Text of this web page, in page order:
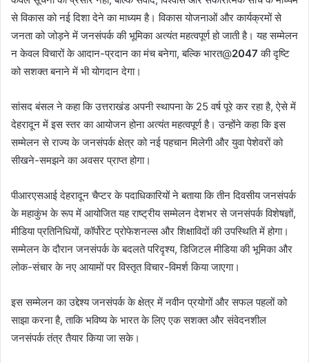
से विकास को नई दिशा देने का माध्यम है। विकास योजनाओं और कार्यक्रमों से
जनता को जोड़ने में जनसंपर्क की भूमिका अत्यंत महत्वपूर्ण हो जाती है। यह सम्मेलन
न केवल विचारों के आदान-प्रदान का मंच बनेगा, बल्कि भारत@2047 की दृष्टि
को सशक्त बनाने में भी योगदान देगा।
सांसद बंसल ने कहा कि उत्तराखंड अपनी स्थापना के 25 वर्ष पूरे कर रहा है, ऐसे में
देहरादून में इस स्तर का आयोजन होना अत्यंत महत्वपूर्ण है। उन्होंने कहा कि इस
सम्मेलन से राज्य के जनसंपर्क क्षेत्र को नई पहचान मिलेगी और युवा पेशेवरों को
सीखने-समझने का अवसर प्राप्त होगा।
पीआरएसआई देहरादून चैप्टर के पदाधिकारियों ने बताया कि तीन दिवसीय जनसंपर्क
के महाकुंभ के रूप में आयोजित यह राष्ट्रीय सम्मेलन देशभर से जनसंपर्क विशेषज्ञों,
मीडिया प्रतिनिधियों, कॉर्पोरेट प्रोफेशनल्स और शिक्षाविदों की उपस्थिति में होगा।
सम्मेलन के दौरान जनसंपर्क के बदलते परिदृश्य, डिजिटल मीडिया की भूमिका और
लोक-संचार के नए आयामों पर विस्तृत विचार-विमर्श किया जाएगा।
इस सम्मेलन का उद्देश्य जनसंपर्क के क्षेत्र में नवीन प्रयोगों और सफल पहलों को
साझा करना है, ताकि भविष्य के भारत के लिए एक सशक्त और संवेदनशील
जनसंपर्क तंत्र तैयार किया जा सके।